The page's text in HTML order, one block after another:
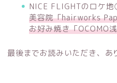
NICE FLIGHTのロケ
美容院「hairworks
お好み焼き「OCOMO
最後までお読みいただき、あ